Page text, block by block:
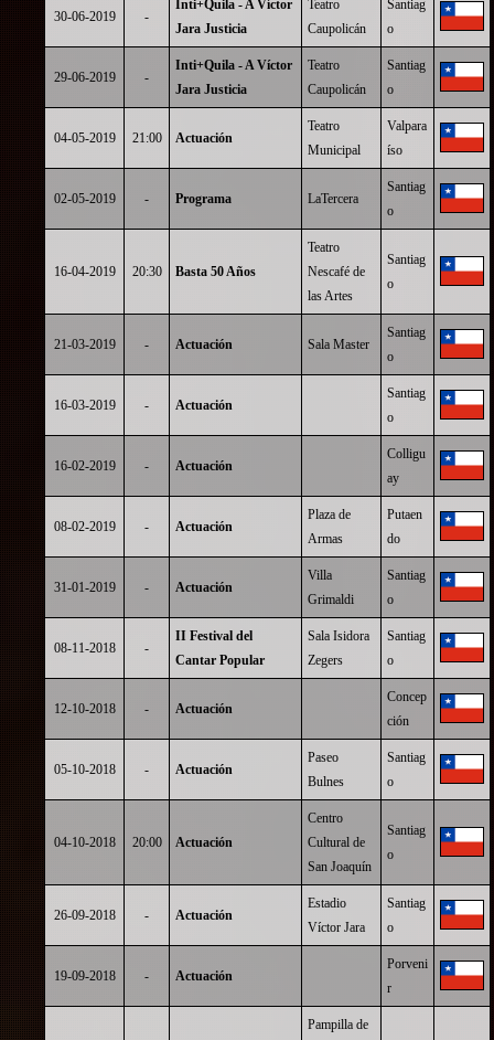
30-06-2019 -
Inti+Quila - A Víctor
Jara Justicia
Teatro
Caupolicán
Santiag
o
29-06-2019 -
Inti+Quila - A Víctor
Jara Justicia
Teatro
Caupolicán
Santiag
o
04-05-2019 21:00 Actuación
Teatro
Municipal
Valpara
íso
02-05-2019 - Programa LaTercera
Santiag
o
16-04-2019 20:30 Basta 50 Años
Teatro
Nescafé de
las Artes
Santiag
o
21-03-2019 - Actuación Sala Master
Santiag
o
16-03-2019 - Actuación
Santiag
o
16-02-2019 - Actuación
Colligu
ay
08-02-2019 - Actuación
Plaza de
Armas
Putaen
do
31-01-2019 - Actuación
Villa
Grimaldi
Santiag
o
08-11-2018 -
II Festival del
Cantar Popular
Sala Isidora
Zegers
Santiag
o
12-10-2018 - Actuación
Concep
ción
05-10-2018 - Actuación
Paseo
Bulnes
Santiag
o
04-10-2018 20:00 Actuación
Centro
Cultural de
San Joaquín
Santiag
o
26-09-2018 - Actuación
Estadio
Víctor Jara
Santiag
o
19-09-2018 - Actuación
Porveni
r
Pampilla de